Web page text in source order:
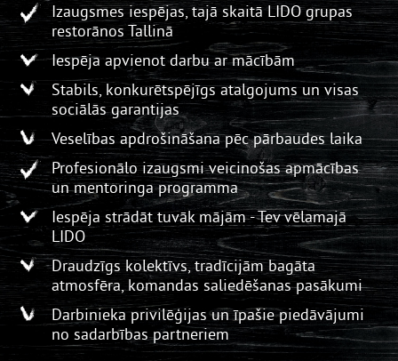
Izaugsmes iespējas, tajā skaitā LIDO grupas
restorānos Tallinā
Iespēja apvienot darbu ar mācībām
Stabils, konkurētspējīgs atalgojums un visas
sociālās garantijas
Veselības apdrošināšana pēc pārbaudes laika
Profesionālo izaugsmi veicinošas apmācības
un mentoringa programma
Iespēja strādāt tuvāk mājām - Tev vēlamajā
LIDO
Draudzīgs kolektīvs, tradīcijām bagāta
atmosfēra, komandas saliedēšanas pasākumi
Darbinieka privilēģijas un īpašie piedāvājumi
no sadarbības partneriem